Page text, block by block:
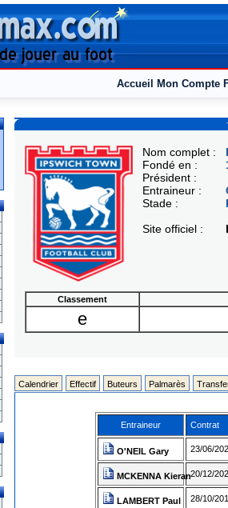
Accueil Mon Compte
Nom complet :
Fondé en :
Président :
Entraineur :
Stade :
Site officiel :
Classement
e
Calendrier Effectif Buteurs Palmarès
Entraineur Contrat
O'NEIL Gary 23/06/
MCKENNA Kieran20/12/
LAMBERT Paul 28/10/